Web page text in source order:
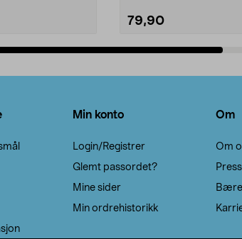
79,90
Min konto
Login/Registrer
Glemt passordet?
Mine sider
Min ordrehistorikk
Om
Om